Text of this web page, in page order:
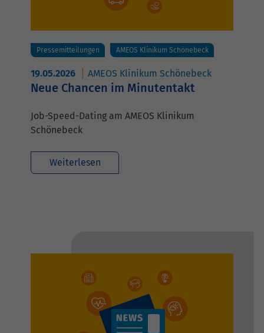
Pressemitteilungen AMEOS Klinikum Schönebeck
19.05.2026 AMEOS Klinikum Schönebeck
Neue Chancen im Minutentakt
Job-Speed-Dating am AMEOS Klinikum
Schönebeck
Weiterlesen